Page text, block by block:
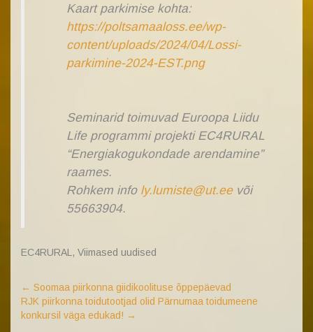
Kaart parkimise kohta:
https://poltsamaaloss.ee/wp-
content/uploads/2024/04/Lossi-
parkimine-2024-EST.png
Seminarid toimuvad Euroopa Liidu
Life programmi projekti EC4RURAL
“Energiakogukondade arendamine”
raames.
Rohkem info ly.lumiste@ut.eevõi
55663904.
EC4RURAL , Viimased uudised
← Soomaa piirkonna giidikoolituse õppepäevad
RJK piirkonna toidutootjad olid Pärnumaa toidumeene
konkursil väga edukad! →